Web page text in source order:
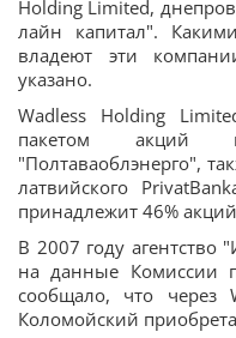
Holding Limited,
лайн капитал".
владеют эти
указано.
Wadless Holding
пакетом акций
"Полтаваоблэнерго",
латвийского
принадлежит 46%
В 2007 году агентство
на данные Комиссии
сообщало, что через
Коломойский